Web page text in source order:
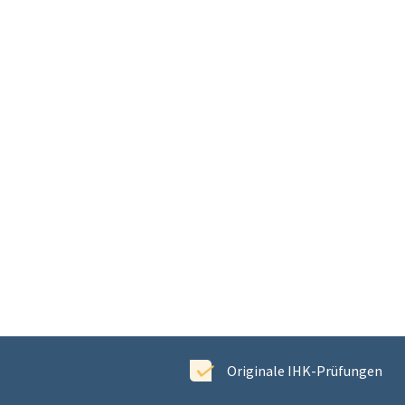
Originale IHK-Prüfungen